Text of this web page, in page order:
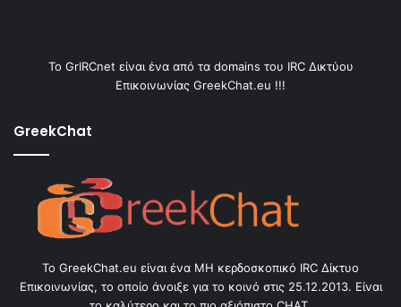
Το GrIRCnet είναι ένα από τα domains του IRC Δικτύου
Επικοινωνίας GreekChat.eu !!!
GreekChat
Το GreekChat.eu είναι ένα ΜΗ κερδοσκοπικό IRC Δίκτυο
Επικοινωνίας, το οποίο άνοιξε για το κοινό στις 25.12.2013. Είναι